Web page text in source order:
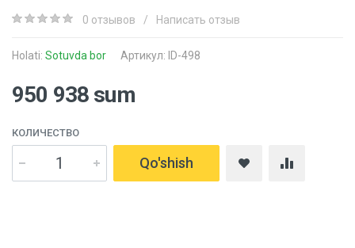
0 отзывов / Написать отзыв
Holati: Sotuvda bor Артикул: ID-498
950 938 sum
КОЛИЧЕСТВО
Qo'shish